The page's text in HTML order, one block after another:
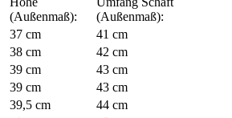
(Außenmaß):
(Außenmaß):
37 cm
41 cm
38 cm
42 cm
39 cm
43 cm
39 cm
43 cm
39,5 cm
44 cm